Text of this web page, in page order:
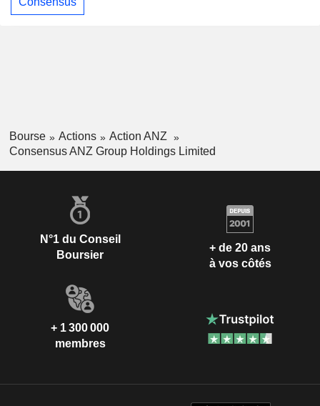
Bourse Actions
Action ANZ
Consensus ANZ Group Holdings Limited
N°1 du Conseil
Boursier
+ de 20 ans
à vos côtés
+ 1 300 000
membres